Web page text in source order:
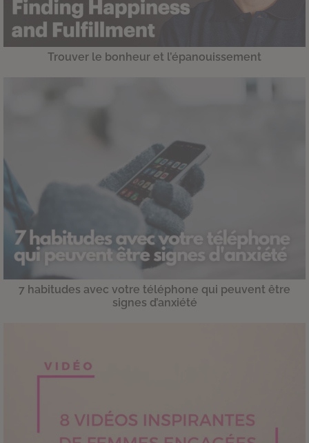
Trouver le bonheur et l’épanouissement
7 habitudes avec votre téléphone qui peuvent être
signes d’anxiété